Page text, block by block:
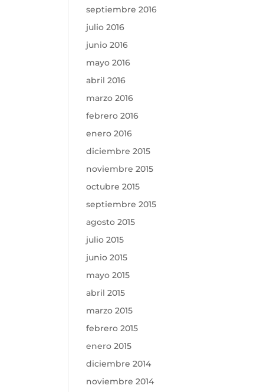
septiembre 2016
julio 2016
junio 2016
mayo 2016
abril 2016
marzo 2016
febrero 2016
enero 2016
diciembre 2015
noviembre 2015
octubre 2015
septiembre 2015
agosto 2015
julio 2015
junio 2015
mayo 2015
abril 2015
marzo 2015
febrero 2015
enero 2015
diciembre 2014
noviembre 2014